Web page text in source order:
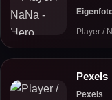
Player /
Pexels
Pexels